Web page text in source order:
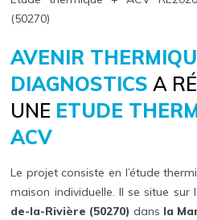
(50270)
AVENIR
DIAGNOSTICS A
UNE ETUDE
ACV
Le projet consiste en l’étude
maison individuelle. Il se situe sur
de-la-Rivière (50270) dans la